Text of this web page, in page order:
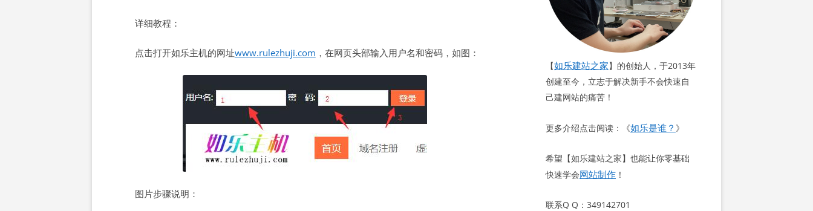
详细教程：
点击打开如乐主机的网址www.rulezhuji.com ，在网页头部输入用户名和密码，如图：
图片步骤说明：
【如乐建站之家】的创始人，于2013年
创建至今，立志于解决新手不会快速自
己建网站的痛苦！
更多介绍点击阅读：《如乐是谁？ 》
希望【如乐建站之家】也能让你零基础
快速学会网站制作 ！
联系Q Q：349142701